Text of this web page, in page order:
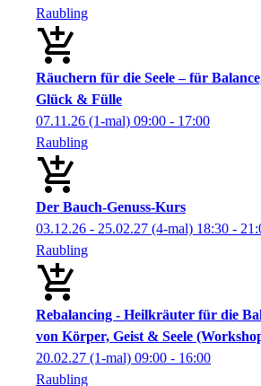
Raubling
Räuchern für die Seele – für
Glück & Fülle
07.11.26 (1-mal) 09:00 - 17:00
Raubling
Der Bauch-Genuss-Kurs
03.12.26 - 25.02.27 (4-mal) 18:30 -
Raubling
Rebalancing - Heilkräuter für die
von Körper, Geist & Seele
20.02.27 (1-mal) 09:00 - 16:00
Raubling